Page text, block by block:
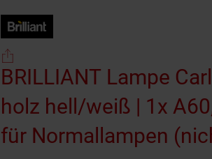
BRILLIANT Lampe
holz hell/weiß | 1x
für Normallampen